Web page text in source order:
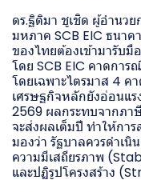
ดร.ฐิติมา ชูเชิด ผู้อำนว
มหภาค SCB EIC ธนา
ของไทยต้องเข้ามารับ
โดย SCB EIC คาดการ
โดยเฉพาะไตรมาส 4 ค
เศรษฐกิจหลักยังอ่อนแร
2569 ผลกระทบจากภา
จะส่งผลเต็มปี ทำให้กา
มองว่า รัฐบาลควรดำเ
ความมีเสถียรภาพ
และปฏิรูปโครงสร้าง